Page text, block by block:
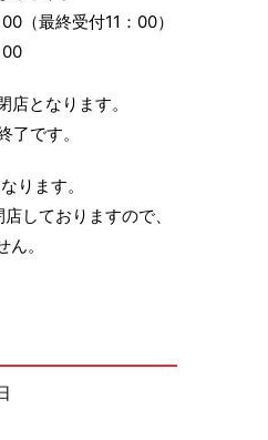
（最終受付11：00）
となります。
了です。
ります。
しておりますので、
。